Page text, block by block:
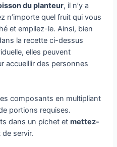
du planteur, il n’y a
n’importe quel fruit qui vous
et empilez-le. Ainsi, bien
la recette ci-dessus
elles peuvent
accueillir des personnes
composants en multipliant
portions requises.
dans un pichet etmettez-
de servir.